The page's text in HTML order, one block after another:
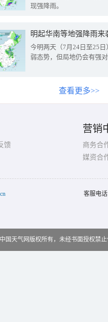
现强降雨。
明起华南等地强降雨
今明两天（7月24日至25
弱态势，但局地仍会有强
查看更多>>
馈
营销
商务合
媒资合
客服电
中国天气网版权所有，未经书面授权